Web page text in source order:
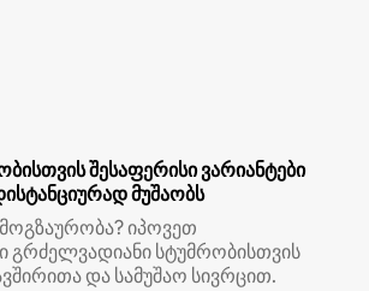
შესაფერისი ვარიანტები
მუშაობს
მოგზაურობა? იპოვეთ
გრძელვადიანი სტუმრობისთვის
და სამუშაო სივრცით.